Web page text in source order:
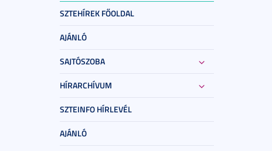
SZTEHÍREK FŐOLDAL
AJÁNLÓ
SAJTÓSZOBA
HÍRARCHÍVUM
SZTEINFO HÍRLEVÉL
AJÁNLÓ